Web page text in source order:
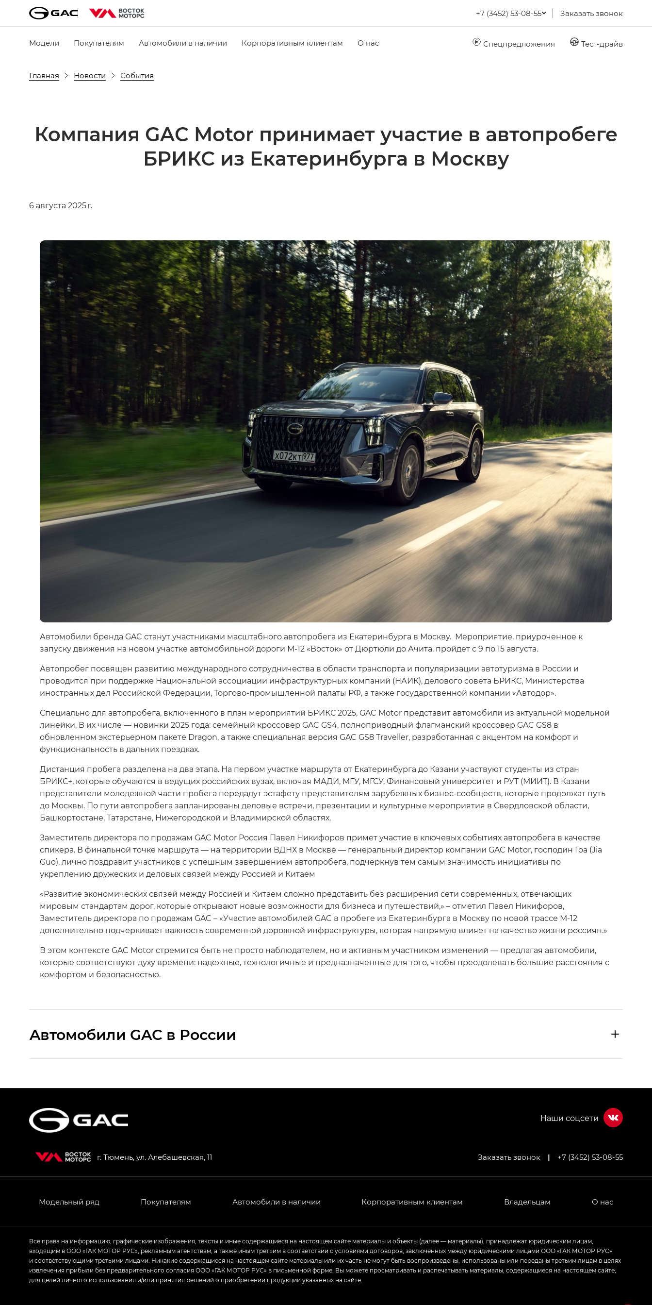
+7 (3452) 53-08-55 Заказать звонок
Модели Покупателям Автомобили в наличии Корпоративным клиентам О нас Спецпредложения Тест-драйв
Главная Новости События
Компания GAC Motor принимает участие в автопробеге
БРИКС из Екатеринбурга в Москву
6 августа 2025 г.
Автомобили бренда GAC станут участниками масштабного автопробега из Екатеринбурга в Москву. Мероприятие, приуроченное к
запуску движения на новом участке автомобильной дороги М-12 «Восток» от Дюртюли до Ачита, пройдет с 9 по 15 августа.
Автопробег посвящен развитию международного сотрудничества в области транспорта и популяризации автотуризма в России и
проводится при поддержке Национальной ассоциации инфраструктурных компаний (НАИК), делового совета БРИКС, Министерства
иностранных дел Российской Федерации, Торгово-промышленной палаты РФ, а также государственной компании «Автодор».
Специально для автопробега, включенного в план мероприятий БРИКС 2025, GAC Motor представит автомобили из актуальной модельной
линейки. В их числе — новинки 2025 года: семейный кроссовер GAC GS4, полноприводный флагманский кроссовер GAC GS8 в
обновленном экстерьерном пакете Dragon, а также специальная версия GAC GS8 Traveller, разработанная с акцентом на комфорт и
функциональность в дальних поездках.
Дистанция пробега разделена на два этапа. На первом участке маршрута от Екатеринбурга до Казани участвуют студенты из стран
БРИКС+, которые обучаются в ведущих российских вузах, включая МАДИ, МГУ, МГСУ, Финансовый университет и РУТ (МИИТ). В Казани
представители молодежной части пробега передадут эстафету представителям зарубежных бизнес-сообществ, которые продолжат путь
до Москвы. По пути автопробега запланированы деловые встречи, презентации и культурные мероприятия в Свердловской области,
Башкортостане, Татарстане, Нижегородской и Владимирской областях.
Заместитель директора по продажам GAC Motor Россия Павел Никифоров примет участие в ключевых событиях автопробега в качестве
спикера. В финальной точке маршрута — на территории ВДНХ в Москве — генеральный директор компании GAC Motor, господин Гоа (Jia
Guo), лично поздравит участников с успешным завершением автопробега, подчеркнув тем самым значимость инициативы по
укреплению дружеских и деловых связей между Россией и Китаем
«Развитие экономических связей между Россией и Китаем сложно представить без расширения сети современных, отвечающих
мировым стандартам дорог, которые открывают новые возможности для бизнеса и путешествий,» – отметил Павел Никифоров,
Заместитель директора по продажам GAC – «Участие автомобилей GAC в пробеге из Екатеринбурга в Москву по новой трассе М-12
дополнительно подчеркивает важность современной дорожной инфраструктуры, которая напрямую влияет на качество жизни россиян.»
В этом контексте GAC Motor стремится быть не просто наблюдателем, но и активным участником изменений — предлагая автомобили,
которые соответствуют духу времени: надежные, технологичные и предназначенные для того, чтобы преодолевать большие расстояния с
комфортом и безопасностью.
Aвтомобили GAC в России
HYPTEC HT — Хайптек Эйч Ти (HYPTEC HT) в комплектации Экс ПРЕМИУМ — EX PREMIUM
GL
GS4 — Джи Эс 4 (GS4) в комплектациях Джи Би Передний привод — GB 2WD, Джи Би Полный привод — GB AWD, Джи Эль Полный привод —
Empow — Эмпау (Empow) в комплектации Джи Эс — GS, Джи Эль с элементы экстерьера в спортивном стиле — GL (S-Style)
г. Тюмень, ул. Алебашевская, 11 Заказать звонок | +7 (3452) 53-08-55
Модельный ряд Покупателям Автомобили в наличии Корпоративным клиентам Владельцам О нас
Все права на информацию, графические изображения, тексты и иные содержащиеся на настоящем сайте материалы и объекты (далее — материалы), принадлежат юридическим лицам,
входящим в ООО «ГАК МОТОР РУС», рекламным агентствам, а также иным третьим в соответствии с условиями договоров, заключенных между юридическими лицами ООО «ГАК МОТОР РУС»
и соответствующими третьими лицами. Никакие содержащиеся на настоящем сайте материалы или их часть не могут быть воспроизведены, использованы или переданы третьим лицам в целях
извлечения прибыли без предварительного согласия ООО «ГАК МОТОР РУС» в письменной форме. Вы можете просматривать и распечатывать материалы, содержащиеся на настоящем сайте,
для целей личного использования и/или принятия решений о приобретении продукции указанных на сайте.